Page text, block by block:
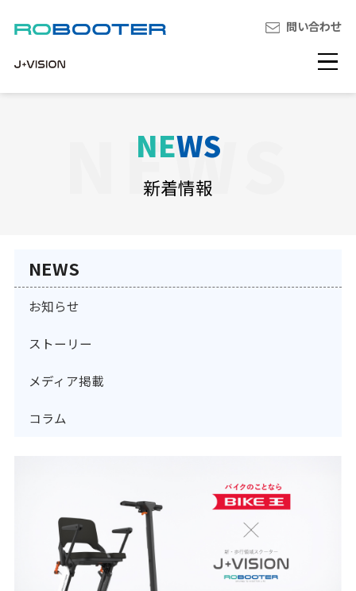
問い合わせ
NEWS
新着情報
NEWS
お知らせ
ストーリー
メディア掲載
コラム